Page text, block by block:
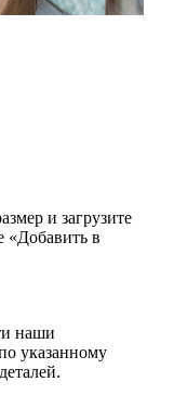
и загрузите
«Добавить в
наши
указанному